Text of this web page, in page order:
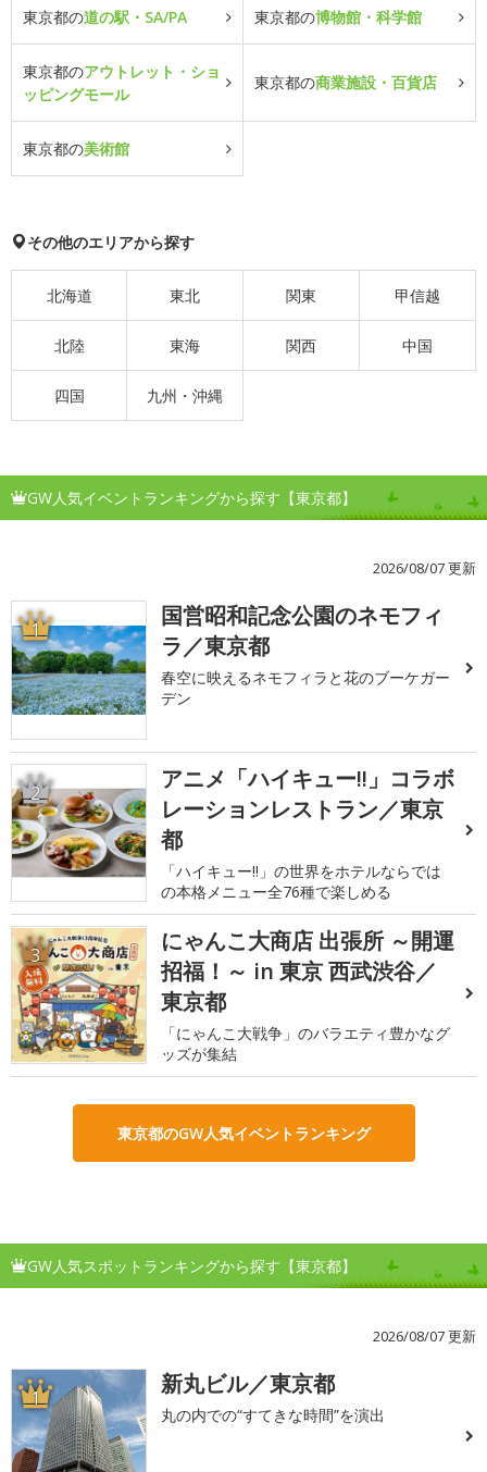
東京都の道の駅・SA/PA 東京都の博物館・科学館
東京都のアウトレット・ショ
ッピングモール
東京都の商業施設・百貨店
東京都の美術館
その他のエリアから探す
北海道 東北 関東 甲信越
北陸 東海 関西 中国
四国 九州・沖縄
GW人気イベントランキングから探す【東京都】
2026/08/07 更新
1
国営昭和記念公園のネモフィ
ラ／東京都
春空に映えるネモフィラと花のブーケガー
デン
2
アニメ「ハイキュー!!」コラボ
レーションレストラン／東京
都
「ハイキュー!!」の世界をホテルならでは
の本格メニュー全76種で楽しめる
3
にゃんこ大商店 出張所 ～開運
招福！～ in 東京 西武渋谷／
東京都
「にゃんこ大戦争」のバラエティ豊かなグ
ッズが集結
東京都のGW人気イベントランキング
GW人気スポットランキングから探す【東京都】
2026/08/07 更新
1 新丸ビル／東京都
丸の内での“すてきな時間”を演出